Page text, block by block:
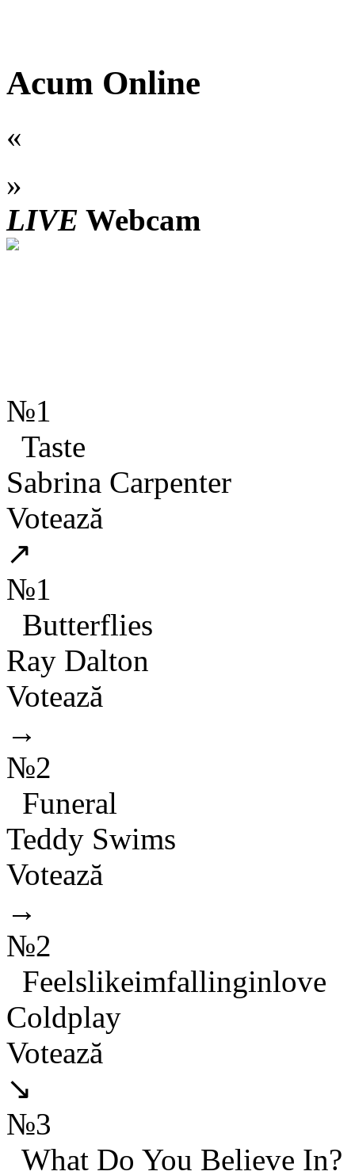
Acum Online
«
»
LIVE Webcam
№1
Taste
Sabrina Carpenter
Votează
↗
№1
Butterflies
Ray Dalton
Votează
→
№2
Funeral
Teddy Swims
Votează
→
№2
Feelslikeimfallinginlove
Coldplay
Votează
↘
№3
What Do You Believe In?